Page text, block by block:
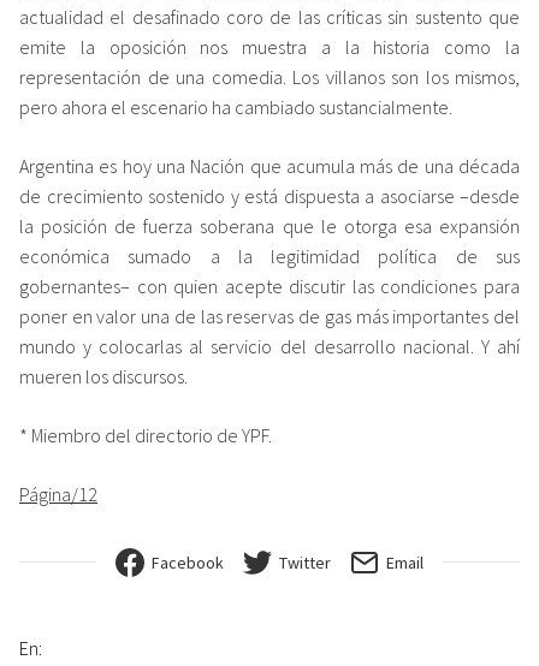
actualidad el desafinado coro de las críticas sin sustento que
emite la oposición nos muestra a la historia como la
representación de una comedia. Los villanos son los mismos,
pero ahora el escenario ha cambiado sustancialmente.
Argentina es hoy una Nación que acumula más de una década
de crecimiento sostenido y está dispuesta a asociarse –desde
la posición de fuerza soberana que le otorga esa expansión
económica sumado a la legitimidad política de sus
gobernantes– con quien acepte discutir las condiciones para
poner en valor una de las reservas de gas más importantes del
mundo y colocarlas al servicio del desarrollo nacional. Y ahí
mueren los discursos.
* Miembro del directorio de YPF.
Página/12
Facebook Twitter Email
En: